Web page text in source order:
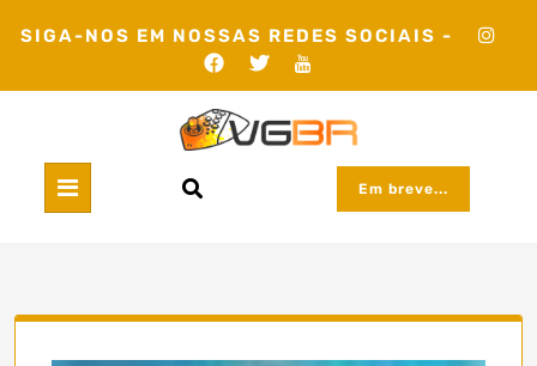
SIGA-NOS EM NOSSAS REDES SOCIAIS -
Em breve...